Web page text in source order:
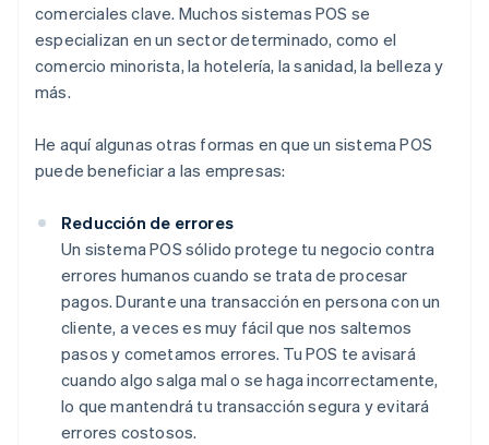
comerciales clave. Muchos sistemas POS se
especializan en un sector determinado, como el
comercio minorista, la hotelería, la sanidad, la belleza y
más.
He aquí algunas otras formas en que un sistema POS
puede beneficiar a las empresas:
Reducción de errores
Un sistema POS sólido protege tu negocio contra
errores humanos cuando se trata de procesar
pagos. Durante una transacción en persona con un
cliente, a veces es muy fácil que nos saltemos
pasos y cometamos errores. Tu POS te avisará
cuando algo salga mal o se haga incorrectamente,
lo que mantendrá tu transacción segura y evitará
errores costosos.